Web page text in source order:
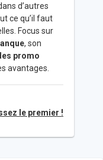
d’autres
ce qu’il faut
Focus sur
, son
promo
avantages.
le premier !